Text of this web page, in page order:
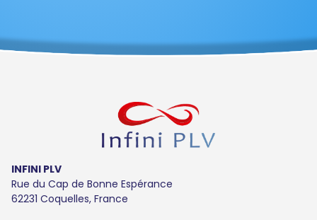
INFINI PLV
Rue du Cap de Bonne Espérance
62231 Coquelles, France